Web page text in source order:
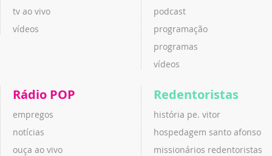
tv ao vivo
vídeos
podcast
programação
programas
vídeos
Rádio POP
empregos
notícias
ouça ao vivo
Redentoristas
história pe. vitor
hospedagem santo afonso
missionários redentoristas